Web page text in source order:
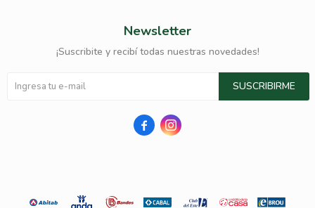
Newsletter
¡Suscribite y recibí todas nuestras novedades!
SUSCRIBIRME
 